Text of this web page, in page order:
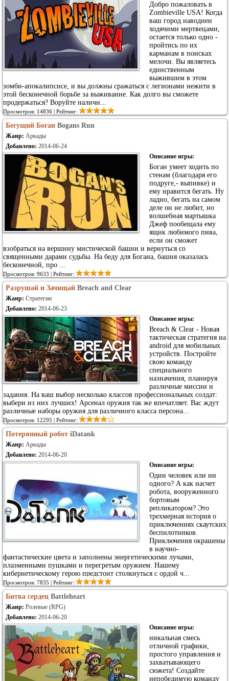
Добро пожаловать в
Zombieville USA! Когда
ваш город наводнен
ходячими мертвецами,
остается только одно -
пройтись по их
карманам в поисках
мелочи. Вы являетесь
единственным
выжившим в этом
зомби-апокалипсисе, и вы должны сражаться с легионами нежити в
этой бесконечной борьбе за выживание. Как долго вы сможете
продержаться? Воруйте наличн...
Просмотров: 14836 | Рейтинг:
Бегущий Боган Bogans Run
Жанр: Аркады
Добавлено: 2014-06-24
Описание игры:
Боган умеет ходить по
стенам (благодаря его
подруге,- выпивке) и
ему нравится бегать. Ну
ладно, бегать на самом
деле он не любит, но
волшебная мартышка
Джеф пообещала ему
ящик любимого пива,
если он сможет
взобраться на вершину мистической башни и вернуться со
священными дарами судьбы. На беду для Богана, башня оказалась
бесконечной, про ...
Просмотров: 9633 | Рейтинг:
Разрушай и Зачищай Breach and Clear
Жанр: Стратегии
Добавлено: 2014-06-23
Описание игры:
Breach & Clear - Новая
тактическая стратегия на
android для мобильных
устройств. Постройте
свою команду
специального
назначения, планируя
различные миссии и
задания. На ваш выбор несколько классов профессиональных солдат:
выбери из них лучших! Арсенал оружия так же впечатляет. Вас ждут
различные наборы оружия для различного класса персона...
Просмотров: 12295 | Рейтинг:
Потерянный робот iDatank
Жанр: Аркады
Добавлено: 2014-06-20
Описание игры:
Один человек или ни
одного? А как насчет
робота, вооруженного
бортовым
репликатором? Это
трехмерная история о
приключениях скаутских
беспилотников.
Приключения окрашены
в научно-
фантастические цвета и заполнены энергетическими лучами,
плазменными пушками и перегретым оружием. Нашему
кибернетическому герою предстоит столкнуться с ордой ч...
Просмотров: 7835 | Рейтинг:
Битва сердец Battleheart
Жанр: Ролевые (RPG)
Добавлено: 2014-06-20
Описание игры:
никальная смесь
отличной графики,
простого управления и
захватывающего
сюжета! Создайте
непобедимую команду